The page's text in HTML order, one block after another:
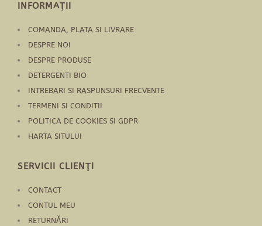
INFORMAŢII
COMANDA, PLATA SI LIVRARE
DESPRE NOI
DESPRE PRODUSE
DETERGENTI BIO
INTREBARI SI RASPUNSURI FRECVENTE
TERMENI SI CONDITII
POLITICA DE COOKIES SI GDPR
HARTA SITULUI
SERVICII CLIENŢI
CONTACT
CONTUL MEU
RETURNĂRI